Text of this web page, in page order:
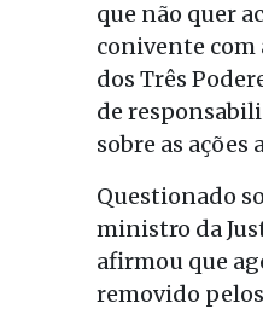
que não quer
conivente com
dos Três
de
sobre as ações
Questionado
ministro da
afirmou que
removido